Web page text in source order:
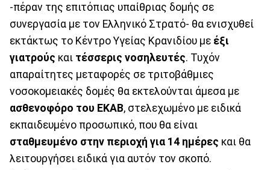
-πέραν της επιτόπιας υπαίθριας δομής σε
συνεργασία με τον Ελληνικό Στρατό- θα ενισχυθεί
εκτάκτως το Κέντρο Υγείας Κρανιδίου με έξι
γιατρούς και τέσσερις νοσηλευτές. Τυχόν
απαραίτητες μεταφορές σε τριτοβάθμιες
νοσοκομειακές δομές θα εκτελούνται άμεσα με
ασθενοφόρο του ΕΚΑΒ, στελεχωμένο με ειδικά
εκπαιδευμένο προσωπικό, που θα είναι
σταθμευμένο στην περιοχή για 14 ημέρες και θα
λειτουργήσει ειδικά για αυτόν τον σκοπό.